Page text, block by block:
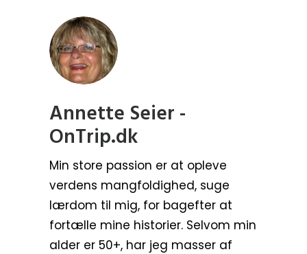
Annette Seier -
OnTrip.dk
Min store passion er at opleve
verdens mangfoldighed, suge
lærdom til mig, for bagefter at
fortælle mine historier. Selvom min
alder er 50+, har jeg masser af